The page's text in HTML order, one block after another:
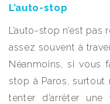
L’auto-stop
L’auto-stop n’est
assez souvent à
Néanmoins, si vous
stop à Paros,
tenter d’arrêter